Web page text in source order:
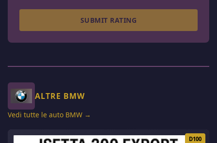
SUBMIT RATING
ALTRE BMW
Vedi tutte le auto BMW →
D100